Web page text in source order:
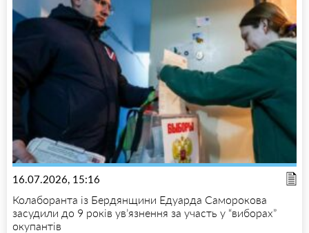
16.07.2026, 15:16
Колаборанта із Бердянщини Едуарда Саморокова
засудили до 9 років ув’язнення за участь у “виборах”
окупантів